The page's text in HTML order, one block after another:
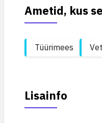
Ametid, kus
Tüürimees
Lisainfo